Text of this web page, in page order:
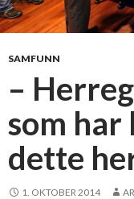
SAMFUNN
–
som har
dette
1. OKTOBER 2014